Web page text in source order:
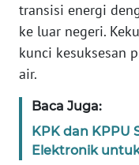
transisi energi
ke luar negeri.
kunci kesuksesan
air.
Baca Juga:
KPK dan KPPU
Elektronik
Wahana
News
Regional
SUMUT
WN
JAKARTA